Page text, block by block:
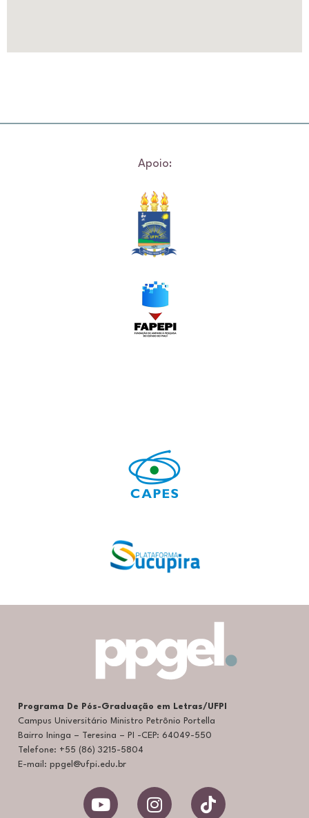
Apoio:
Programa De Pós-Graduação em Letras/UFPI
Campus Universitário Ministro Petrônio Portella
Bairro Ininga – Teresina – PI -CEP: 64049-550
Telefone: +55 (86) 3215-5804
E-mail: ppgel@ufpi.edu.br